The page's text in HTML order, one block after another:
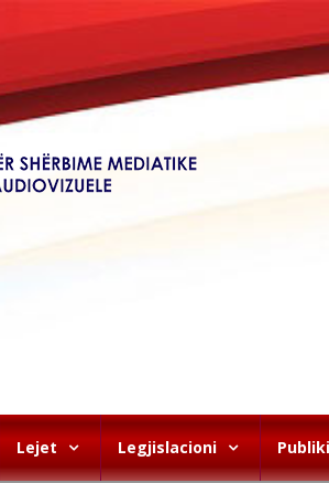
Lejet Legjislacioni